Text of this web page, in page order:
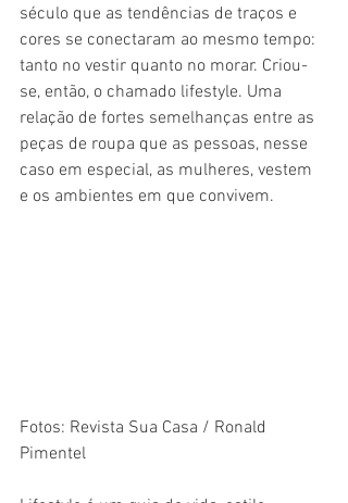
século que as tendências de traços e
cores se conectaram ao mesmo tempo:
tanto no vestir quanto no morar. Criou-
se, então, o chamado lifestyle. Uma
relação de fortes semelhanças entre as
peças de roupa que as pessoas, nesse
caso em especial, as mulheres, vestem
e os ambientes em que convivem.
Fotos: Revista Sua Casa / Ronald
Pimentel